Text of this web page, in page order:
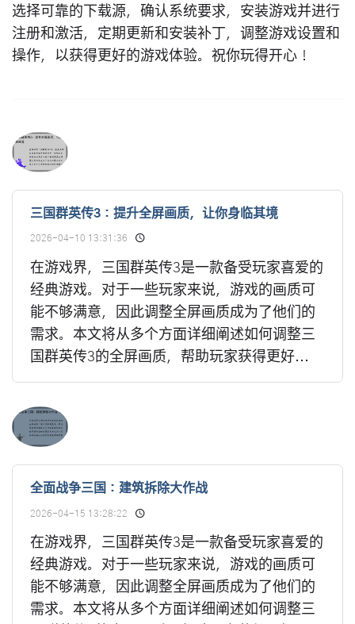
选择可靠的下载源，确认系统要求，安装游戏并进行
注册和激活，定期更新和安装补丁，调整游戏设置和
操作，以获得更好的游戏体验。祝你玩得开心！
三国群英传3：提升全屏画质，让你身临其境
2026-04-10 13:31:36
在游戏界，三国群英传3是一款备受玩家喜爱的
经典游戏。对于一些玩家来说，游戏的画质可
能不够满意，因此调整全屏画质成为了他们的
需求。本文将从多个方面详细阐述如何调整三
国群英传3的全屏画质，帮助玩家获得更好...
全面战争三国：建筑拆除大作战
2026-04-15 13:28:22
在游戏界，三国群英传3是一款备受玩家喜爱的
经典游戏。对于一些玩家来说，游戏的画质可
能不够满意，因此调整全屏画质成为了他们的
需求。本文将从多个方面详细阐述如何调整三